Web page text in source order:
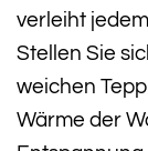
verleiht
Stellen Sie
weichen
Wärme der